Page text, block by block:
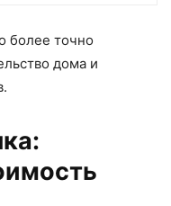
более точно
дома и